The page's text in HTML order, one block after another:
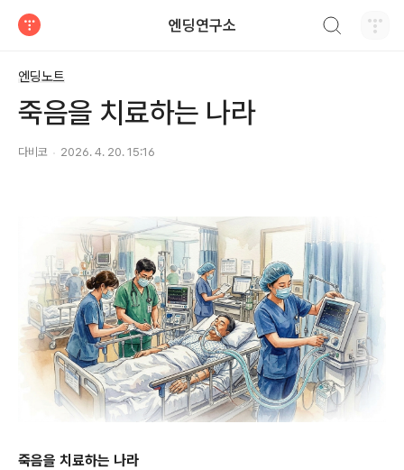
엔딩연구소
엔딩노트
죽음을 치료하는 나라
다비코 2026. 4. 20. 15:16
죽음을 치료하는 나라